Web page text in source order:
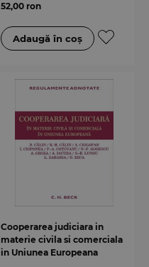
52,00 ron
Cooperarea judiciara in
materie civila si comerciala
in Uniunea Europeana